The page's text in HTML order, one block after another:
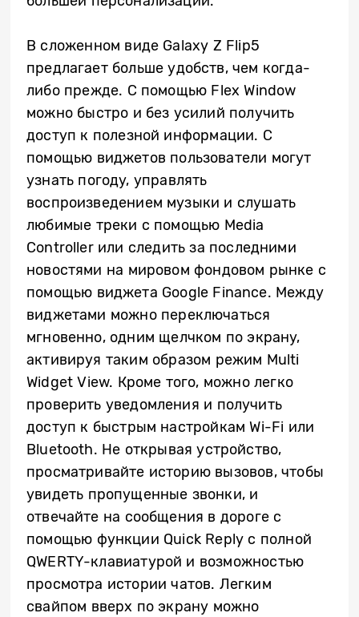
В сложенном виде Galaxy Z Flip5
предлагает больше удобств, чем когда-
либо прежде. С помощью Flex Window
можно быстро и без усилий получить
доступ к полезной информации. С
помощью виджетов пользователи могут
узнать погоду, управлять
воспроизведением музыки и слушать
любимые треки с помощью Media
Controller или следить за последними
новостями на мировом фондовом рынке с
помощью виджета Google Finance. Между
виджетами можно переключаться
мгновенно, одним щелчком по экрану,
активируя таким образом режим Multi
Widget View. Кроме того, можно легко
проверить уведомления и получить
доступ к быстрым настройкам Wi-Fi или
Bluetooth. Не открывая устройство,
просматривайте историю вызовов, чтобы
увидеть пропущенные звонки, и
отвечайте на сообщения в дороге с
помощью функции Quick Reply с полной
QWERTY-клавиатурой и возможностью
просмотра истории чатов. Легким
свайпом вверх по экрану можно